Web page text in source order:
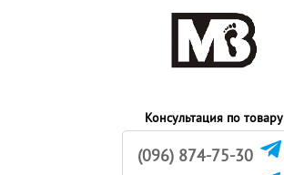
Консультация по товару
(096) 874-75-30